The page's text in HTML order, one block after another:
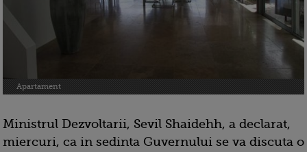
Apartament
Ministrul Dezvoltarii, Sevil Shaidehh, a declarat,
miercuri, ca in sedinta Guvernului se va discuta o